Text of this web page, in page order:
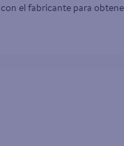
con el fabricante para